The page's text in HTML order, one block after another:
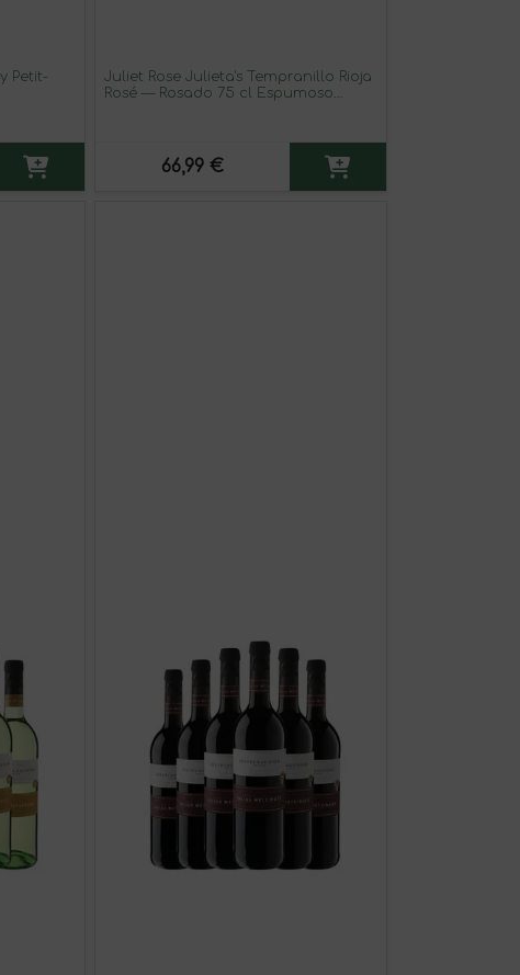
Petit-
Juliet Rose Julieta's Tempranillo Rioja
Rosé — Rosado 75 cl Espumoso
66,99 €